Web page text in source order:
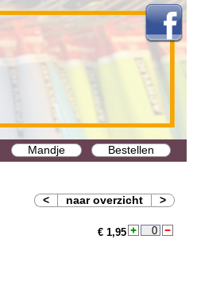
Mandje Bestellen
< naar overzicht >
€ 1,95